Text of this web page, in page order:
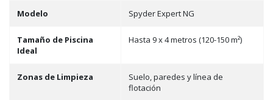
Modelo Spyder Expert NG
Tamaño de Piscina
Ideal
Hasta 9 x 4 metros (120-150 m²)
Zonas de Limpieza
Suelo, paredes y línea de
flotación